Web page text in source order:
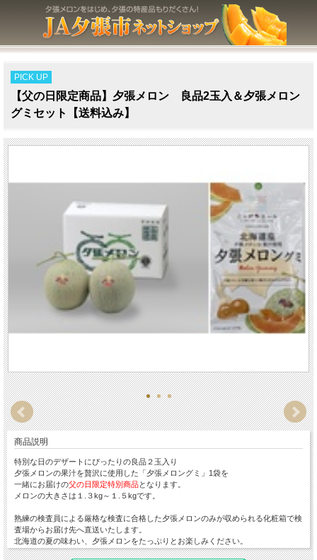
PICK UP
【父の日限定商品】夕張メロン 良品2玉入＆夕張メロン
グミセット【送料込み】
商品説明
特別な日のデザートにぴったりの良品２玉入り
夕張メロンの果汁を贅沢に使用した「夕張メロングミ」1袋を
一緒にお届けの父の日限定特別商品となります。
メロンの大きさは１.３kg～１.５kgです。
熟練の検査員による厳格な検査に合格した夕張メロンのみが収められる化粧箱で検
査場からお届け先へ直送いたします。
北海道の夏の味わい、夕張メロンをたっぷりとお楽しみください。
●夕張メロングミ (1袋)